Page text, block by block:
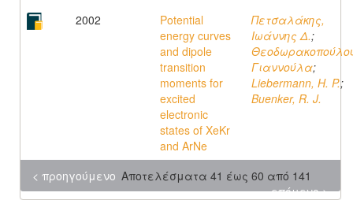
2002
Potential
energy curves
and dipole
transition
moments for
excited
electronic
states of XeKr
and ArNe
Πετσαλάκης,
Ιωάννης Δ.;
Γιαννούλα;
Liebermann, H. P.;
Buenker, R. J.
Αποτελέσματα 41 έως 60 από 141
< προηγούμενο
επόμενο >